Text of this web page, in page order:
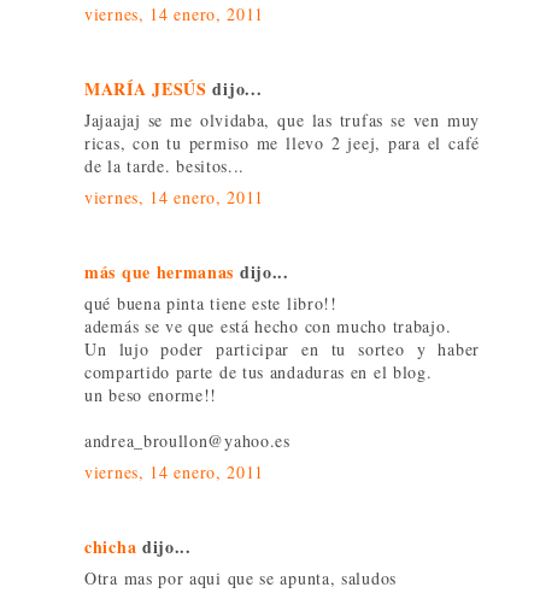
viernes, 14 enero, 2011
MARÍA JESÚS dijo...
Jajaajaj se me olvidaba, que las trufas se ven muy
ricas, con tu permiso me llevo 2 jeej, para el café
de la tarde. besitos...
viernes, 14 enero, 2011
más que hermanas dijo...
qué buena pinta tiene este libro!!
además se ve que está hecho con mucho trabajo.
Un lujo poder participar en tu sorteo y haber
compartido parte de tus andaduras en el blog.
un beso enorme!!
andrea_broullon@yahoo.es
viernes, 14 enero, 2011
chicha dijo...
Otra mas por aqui que se apunta, saludos